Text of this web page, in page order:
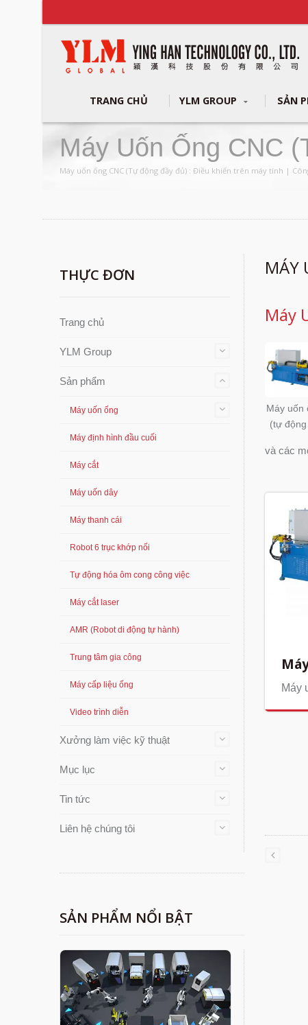
TRANG CHỦ YLM GROUP SẢN
Máy Uốn Ống CNC
& Ống Kim Loại
Máy uốn ống CNC (Tự động đầy đủ) : Điều khiển trên máy tính |
THỰC ĐƠN
Trang chủ
YLM Group
Sản phẩm
Máy uốn ống
Máy định hình đầu cuối
Máy cắt
Máy uốn dây
Máy thanh cái
Robot 6 trục khớp nối
Tự động hóa ôm cong công việc
Máy cắt laser
AMR (Robot di động tự hành)
Trung tâm gia công
Máy cấp liệu ống
Video trình diễn
Xưởng làm việc kỹ thuật
Mục lục
Tin tức
Liên hệ chúng tôi
SẢN PHẨM NỔI BẬT
MÁY
Máy
Máy uốn
(tự
và các
Máy